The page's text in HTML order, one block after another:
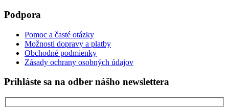
Podpora
Pomoc a časté otázky
Možnosti dopravy a platby
Obchodné podmienky
Zásady ochrany osobných údajov
Prihláste sa na odber nášho newslettera